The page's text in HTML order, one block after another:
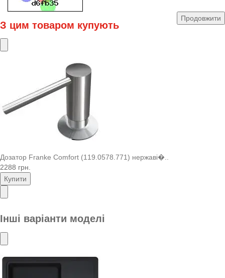
Продовжити
З цим товаром купують
Дозатор Franke Comfort (119.0578.771) нержаві�..
2288 грн.
Купити
Інші варіанти моделі